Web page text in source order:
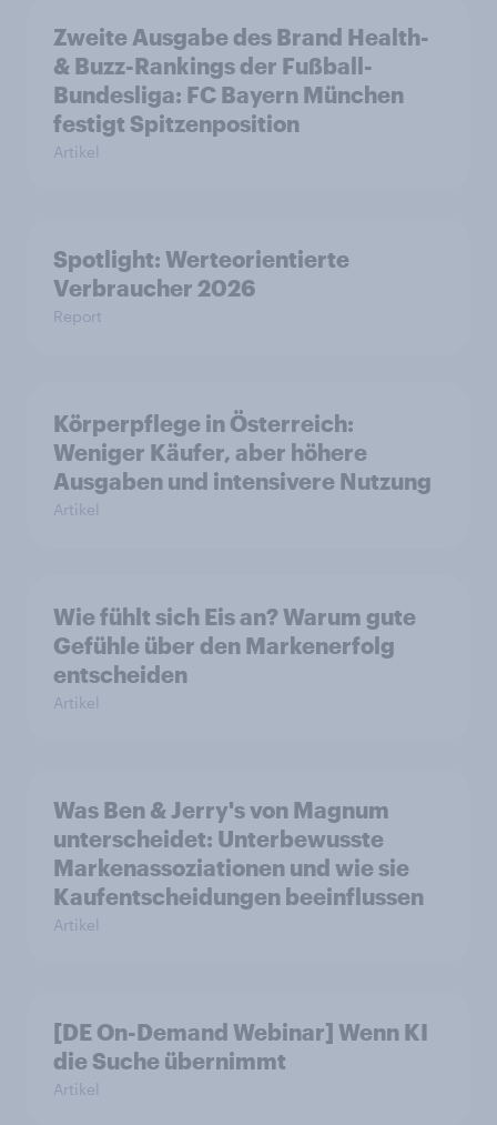
Zweite Ausgabe des Brand Health-
& Buzz-Rankings der Fußball-
Bundesliga: FC Bayern München
festigt Spitzenposition
Artikel
Spotlight: Werteorientierte
Verbraucher 2026
Report
Körperpflege in Österreich:
Weniger Käufer, aber höhere
Ausgaben und intensivere Nutzung
Artikel
Wie fühlt sich Eis an? Warum gute
Gefühle über den Markenerfolg
entscheiden
Artikel
Was Ben & Jerry's von Magnum
unterscheidet: Unterbewusste
Markenassoziationen und wie sie
Kaufentscheidungen beeinflussen
Artikel
[DE On-Demand Webinar] Wenn KI
die Suche übernimmt
Artikel